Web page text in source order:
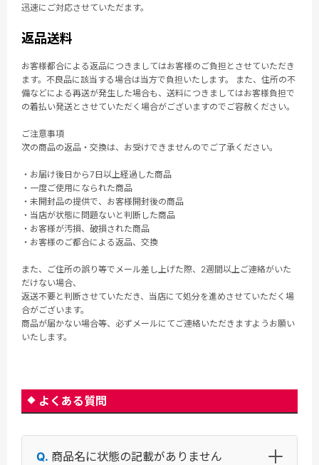
迅速にご対応させていただます。
返品送料
お客様都合による返品につきましてはお客様のご負担とさせていただき
ます。不良品に該当する場合は当方で負担いたします。 また、住所の不
備などによる再送が発生した場合も、送料につきましてはお客様負担で
の着払い発送とさせていただく場合がございますのでご容赦ください。
ご注意事項
次の商品の返品・交換は、お受けできませんのでご了承ください。
・お届け後日から7日以上経過した商品
・一度ご使用になられた商品
・未開封品の提供で、お客様開封後の商品
・当店が状態に問題ないと判断した商品
・お客様が汚損、破損された商品
・お客様のご都合による返品、交換
また、ご住所の誤り等でメール差し上げた際、2週間以上ご連絡がいた
だけない場合、
返送不要と判断させていただき、当店にて処分を進めさせていただく場
合がございます。
商品が届かない場合等、必ずメールにてご連絡いただきますようお願い
いたします。
よくある質問
商品名に状態の記載がありません